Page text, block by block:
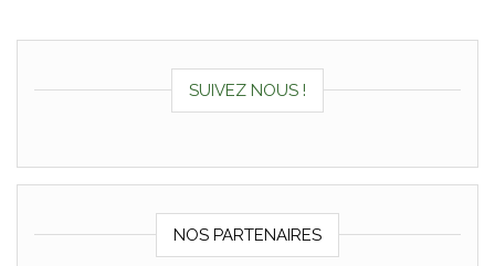
SUIVEZ NOUS !
NOS PARTENAIRES